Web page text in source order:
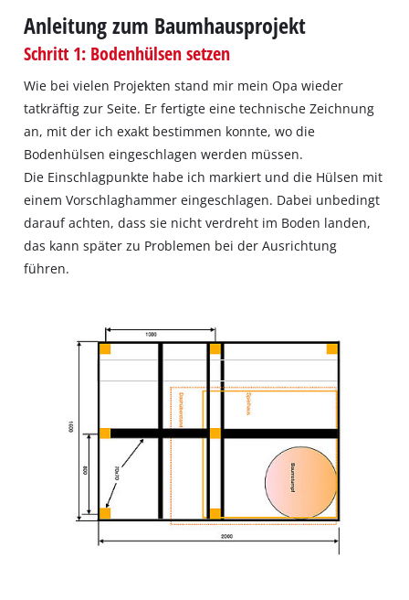
Anleitung zum Baumhausprojekt
Schritt 1: Bodenhülsen setzen
Wie bei vielen Projekten stand mir mein Opa wieder
tatkräftig zur Seite. Er fertigte eine technische Zeichnung
an, mit der ich exakt bestimmen konnte, wo die
Bodenhülsen eingeschlagen werden müssen.
Die Einschlagpunkte habe ich markiert und die Hülsen mit
einem Vorschlaghammer eingeschlagen. Dabei unbedingt
darauf achten, dass sie nicht verdreht im Boden landen,
das kann später zu Problemen bei der Ausrichtung
führen.